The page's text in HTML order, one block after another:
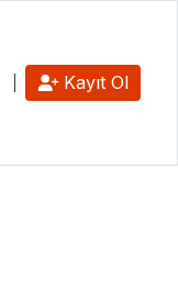
Kayıt Ol